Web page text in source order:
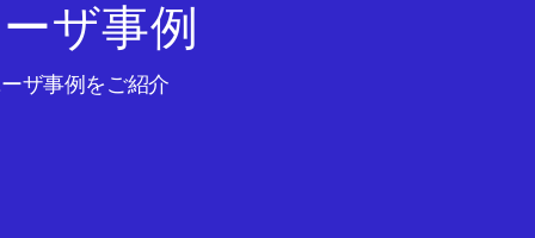
ザ事例
ザ事例をご紹介